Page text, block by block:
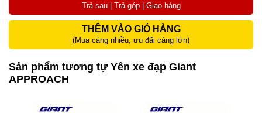
Trả sau | Trả góp | Giao hàng
THÊM VÀO GIỎ HÀNG
(Mua càng nhiều, ưu đãi càng lớn)
Sản phẩm tương tự Yên xe đạp Giant
APPROACH